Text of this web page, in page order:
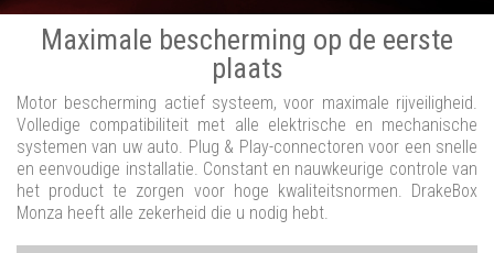
Maximale bescherming op de eerste
plaats
Motor bescherming actief systeem, voor maximale rijveiligheid.
Volledige compatibiliteit met alle elektrische en mechanische
systemen van uw auto. Plug & Play-connectoren voor een snelle
en eenvoudige installatie. Constant en nauwkeurige controle van
het product te zorgen voor hoge kwaliteitsnormen. DrakeBox
Monza heeft alle zekerheid die u nodig hebt.